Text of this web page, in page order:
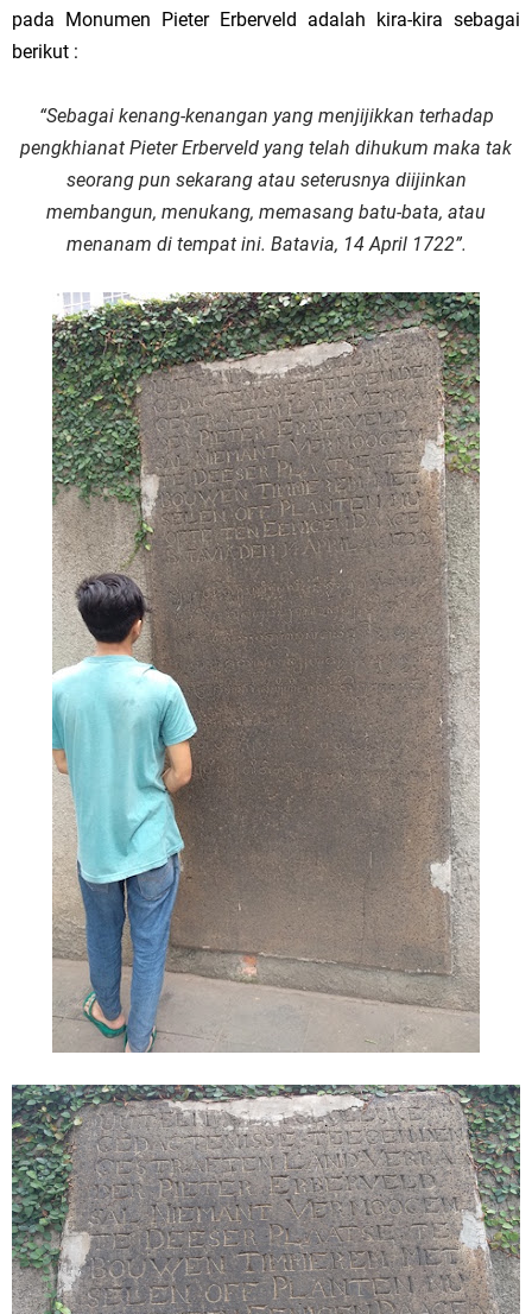
pada Monumen Pieter Erberveld adalah kira-kira sebagai
berikut :
“Sebagai kenang-kenangan yang menjijikkan terhadap
pengkhianat Pieter Erberveld yang telah dihukum maka tak
seorang pun sekarang atau seterusnya diijinkan
membangun, menukang, memasang batu-bata, atau
menanam di tempat ini. Batavia, 14 April 1722”.